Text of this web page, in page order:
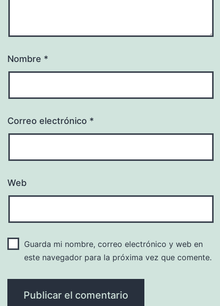
Nombre *
Correo electrónico *
Web
Guarda mi nombre, correo electrónico y web en
este navegador para la próxima vez que comente.